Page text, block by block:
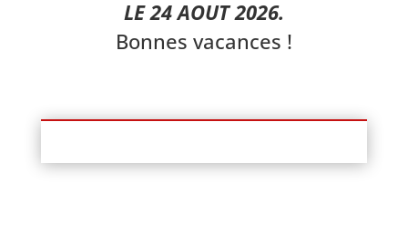
LE 24 AOUT 2026.
Bonnes vacances !